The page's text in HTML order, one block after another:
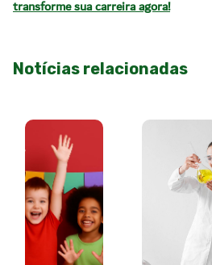
transforme sua carreira agora!
Notícias relacionadas